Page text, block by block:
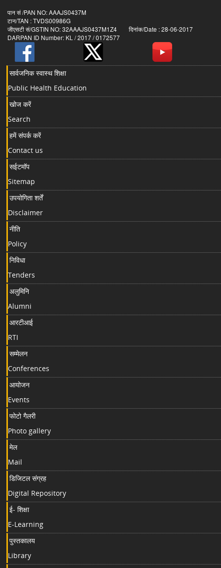
पान सं /PAN NO: AAAJS0437M
टान/TAN : TVDS00986G
जीएसटी सं/GSTIN NO: 32AAAJS0437M1Z4 दिनांक/Date : 28-06-2017
DARPAN ID Number: KL / 2017 / 0172577
सार्वजनिक स्वास्थ शिक्षा
Public Health Education
खोज करें
Search
हमें संपर्क करें
Contact us
सईटमॉप
Sitemap
उपयोगिता शर्तें
Disclaimer
नीति
Policy
निविधा
Tenders
अलुमिनि
Alumni
आरटीआई
RTI
सम्मेलन
Conferences
आयोजन
Events
फोटो गैलरी
Photo gallery
मेल
Mail
डिजिटल संग्रह
Digital Repository
ई- शिक्षा
E-Learning
पुस्तकालय
Library